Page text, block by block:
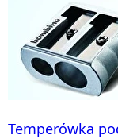
Temperówka